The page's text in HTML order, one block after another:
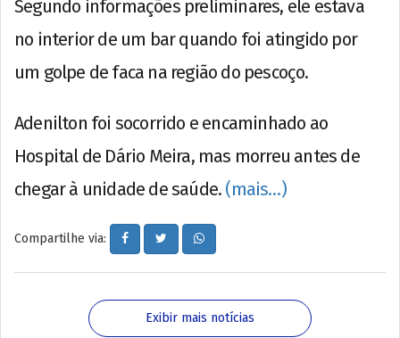
Segundo informações preliminares, ele estava
no interior de um bar quando foi atingido por
um golpe de faca na região do pescoço.
Adenilton foi socorrido e encaminhado ao
Hospital de Dário Meira, mas morreu antes de
chegar à unidade de saúde. (mais…)
Compartilhe via:
Exibir mais notícias